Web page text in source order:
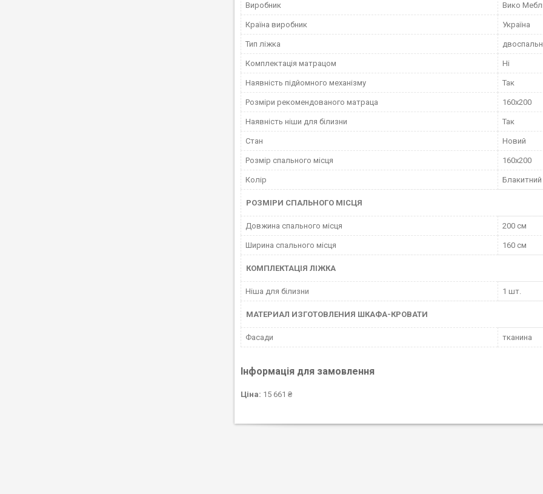
Виробник Вико
Країна виробник Україна
Тип ліжка
Комплектація матрацом Ні
Наявність підйомного механізму Так
Розміри рекомендованого матраца 160х200
Наявність ніши для білизни Так
Стан Новий
Розмір спального місця 160х200
Колір Блакитний
РОЗМІРИ СПАЛЬНОГО МІСЦЯ
Довжина спального місця 200 см
Ширина спального місця 160 см
КОМПЛЕКТАЦІЯ ЛІЖКА
Ніша для білизни 1 шт.
МАТЕРИАЛ ИЗГОТОВЛЕНИЯ ШКАФА-КРОВАТИ
Фасади тканина
Інформація для замовлення
Ціна: 15 661 ₴